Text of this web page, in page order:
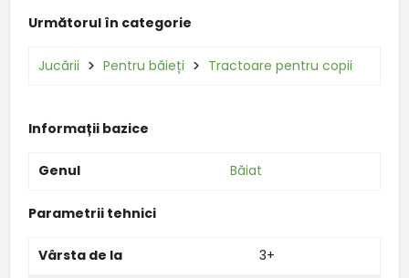
Următorul în categorie
Jucării Pentru băieți Tractoare pentru copii
Informații bazice
Genul Băiat
Parametrii tehnici
Vârsta de la
3+